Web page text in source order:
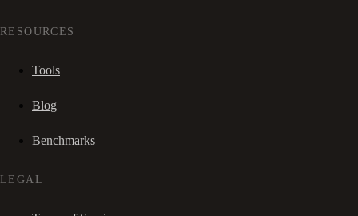
RESOURCES
Tools
Blog
Benchmarks
LEGAL